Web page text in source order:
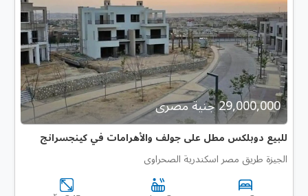
29,000,000 جنية مصرى
للبيع دوبلكس مطل على جولف والأهرامات في كينجسرانج
الجيزة طريق مصر اسكندرية الصحراوى